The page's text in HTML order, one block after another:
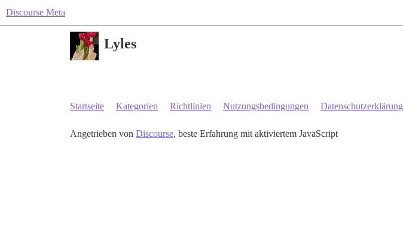
Discourse Meta
Lyles
Startseite Kategorien Richtlinien Nutzungsbedingungen Datenschutzerklärung
Angetrieben von Discourse, beste Erfahrung mit aktiviertem JavaScript